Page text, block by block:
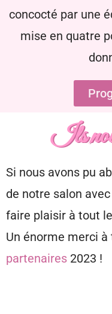
concocté par une
mise en quatre
Ils
Si nous avons pu
de notre salon
faire plaisir à tout
Un énorme merci à
partenaires 2023 !